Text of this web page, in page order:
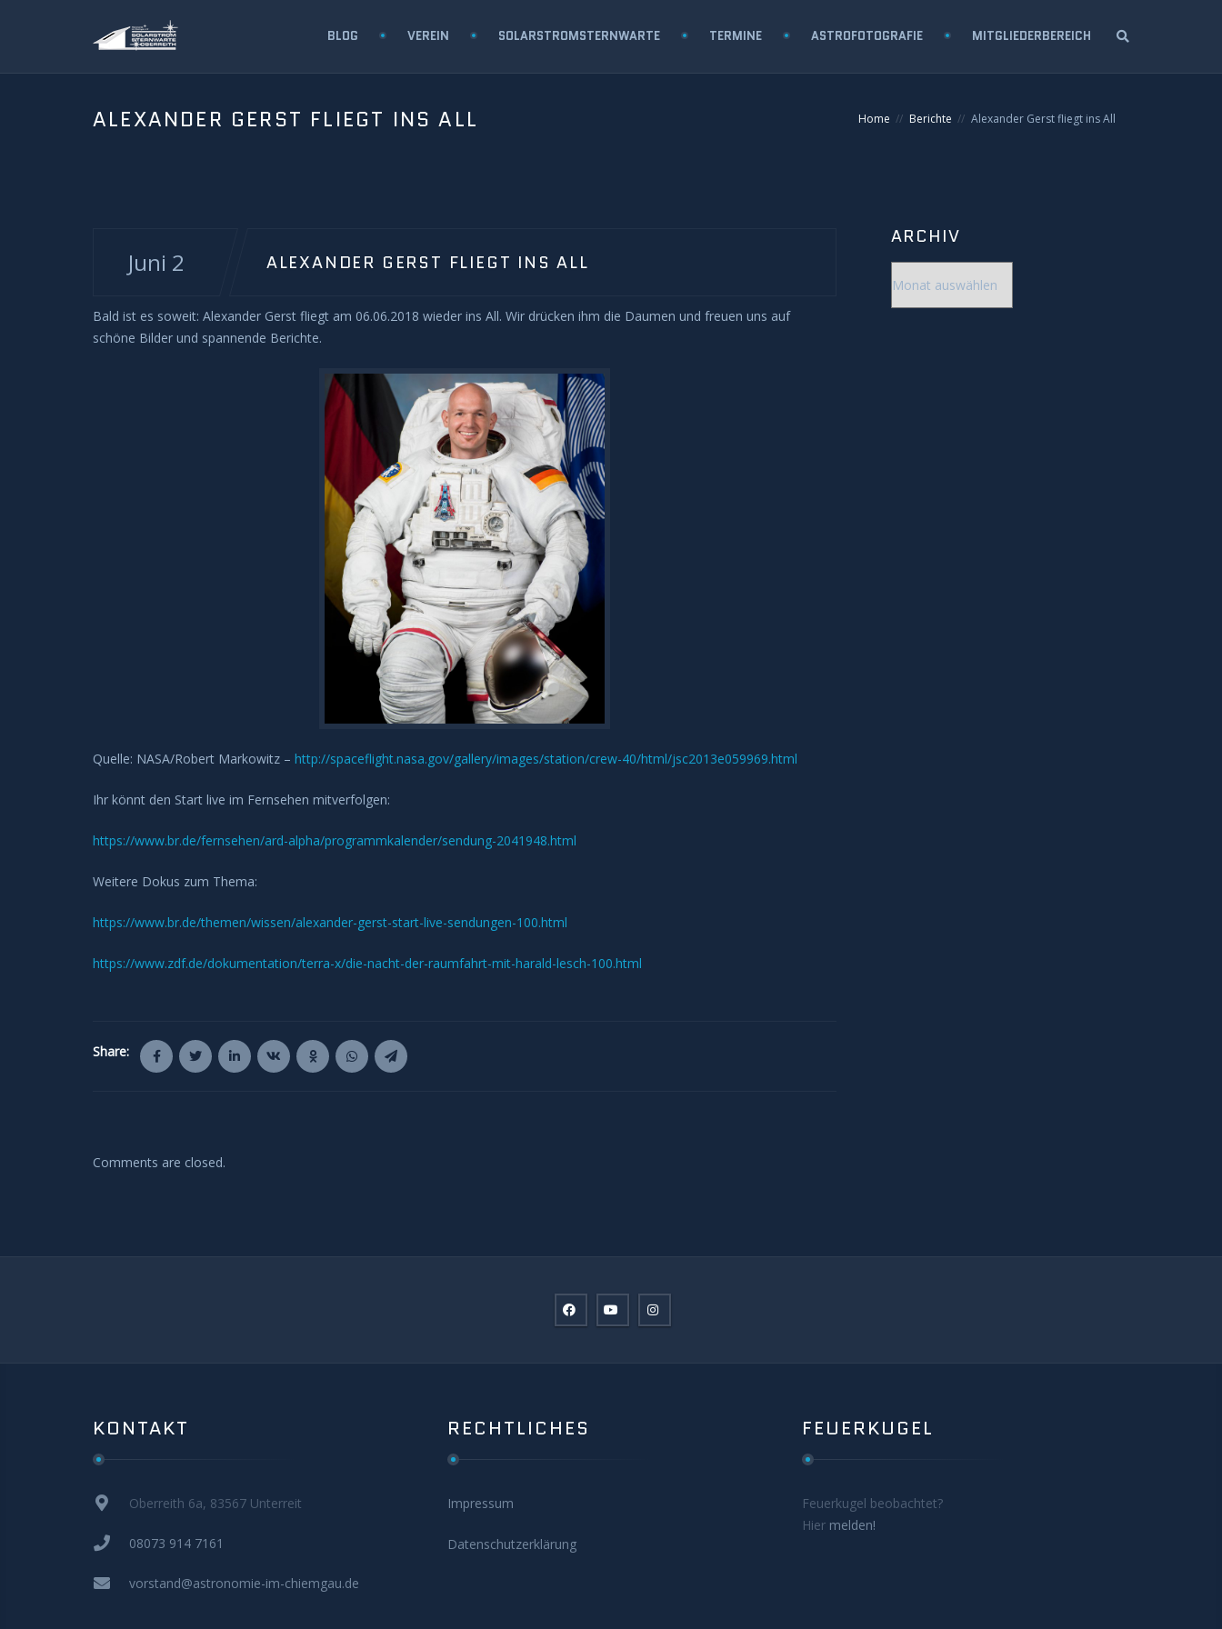
BLOG VEREIN SOLARSTROMSTERNWARTE TERMINE ASTROFOTOGRAFIE MITGLIEDERBEREICH
ALEXANDER GERST FLIEGT INS ALL Home Berichte Alexander Gerst fliegt ins All
Juni 2 ALEXANDER GERST FLIEGT INS ALL
Bald ist es soweit: Alexander Gerst fliegt am 06.06.2018 wieder ins All. Wir drücken ihm die Daumen und freuen uns auf
schöne Bilder und spannende Berichte.
Quelle: NASA/Robert Markowitz – http://spaceflight.nasa.gov/gallery/images/station/crew-40/html/jsc2013e059969.html
Ihr könnt den Start live im Fernsehen mitverfolgen:
https://www.br.de/fernsehen/ard-alpha/programmkalender/sendung-2041948.html
Weitere Dokus zum Thema:
https://www.br.de/themen/wissen/alexander-gerst-start-live-sendungen-100.html
https://www.zdf.de/dokumentation/terra-x/die-nacht-der-raumfahrt-mit-harald-lesch-100.html
Share:
Comments are closed.
ARCHIV
KONTAKT
Oberreith 6a, 83567 Unterreit
08073 914 7161
vorstand@astronomie-im-chiemgau.de
RECHTLICHES
Impressum
Datenschutzerklärung
FEUERKUGEL
Feuerkugel beobachtet?
Hier melden!